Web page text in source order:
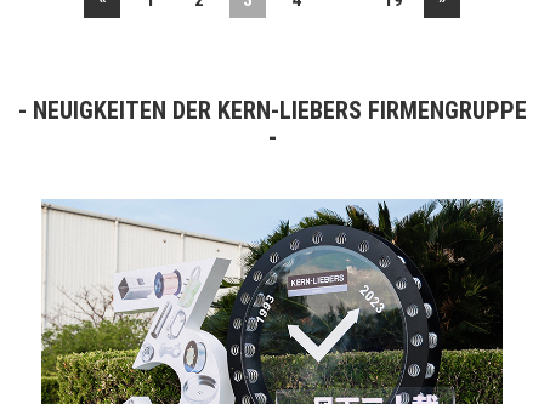
NEUIGKEITEN DER KERN-LIEBERS FIRMENGRUPPE